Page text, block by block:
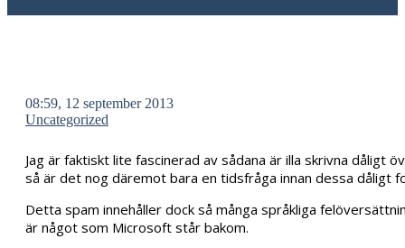
08:59, 12 september 2013
Uncategorized
Jag är faktiskt lite fascinerad av sådana är illa skrivna
så är det nog däremot bara en tidsfråga innan dessa
Detta spam innehåller dock så många språkliga
är något som Microsoft står bakom.